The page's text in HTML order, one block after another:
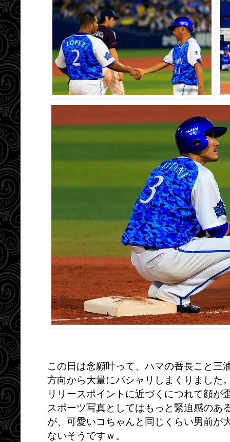
この日は念願叶って、ハマの番長こと
方向から大量にパシャリしまくりまし
リリースポイントに近づくにつれて顔が
スポーツ写真としてはもっと緊迫感のあ
が、可愛いコちゃんと同じくらい男前が
ないそうですｗ。